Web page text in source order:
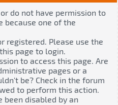
do not have permission to
because one of the
registered. Please use the
page to login.
to access this page. Are
pages or a
be? Check in the forum
to perform this action.
been disabled by an